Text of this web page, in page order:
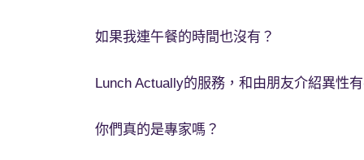
如果我連午餐的時間也沒有？
Lunch Actually的服務，和由朋友介紹異性
你們真的是專家嗎？